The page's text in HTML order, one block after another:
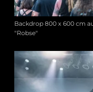
Backdrop 800 x 600 cm
"Robse"